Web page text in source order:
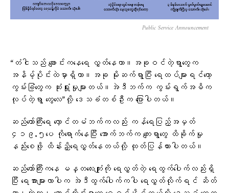
Public Service Announcement
“တံငါသည် ချောင်းကနေရေ လွှတ်နေတာ။အခုဝင်တဲ့ရွာတွေက
အနိမ့်ပိုင်းထဲမှာရှိတာ။အခု မိုးဆက်ရွာပြီး ရေထပ်များရင်တော့
ကွမ်းခြံတွေက ဆုံးရှုံးမှုများတယ်။အဲဒီဘက်က ကွမ်းရွက်အဓိက
လုပ်တဲ့ရွာ တွေလေ”လို့ ဒေသခံတစ်ဦးက ပြောပါတယ်။
ဆည်တော်ကြီးရေ လှောင်တမံဘက်ကလည်း ကန်ရေပြည့်အမှတ်
၄၁၉.၅ပေ ကိုရောက်နေပြီး အောက်ဘက်က ကျေးရွာတွေ ထိခိုက်မှု
နည်းစေဖို့ ထိန်းညှိရေလွှတ်နေတယ်လို့ ထုတ်ပြန်ထားပါတယ်။
ဆည်တော်ကြီးကနေ မန္တလေးကျုံးကို ရေလွှတ်တဲ့ ရေထွက်ပေါက်လည်းရှိ
ပြီး ရေအားများလာပါက အဲဒီထွက်ပေါက်ကပါ ရေလွှတ်လိုက်ရင် ဆိတ်